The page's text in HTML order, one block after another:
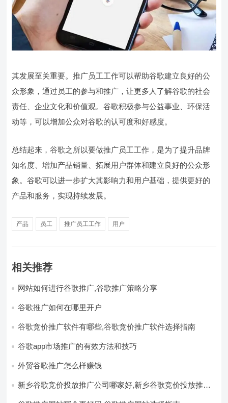
其发展至关重要。推广员工工作可以帮助谷歌建立良好的公
众形象，通过员工的参与和推广，让更多人了解谷歌的社会
责任、企业文化和价值观。谷歌积极参与公益事业、环保活
动等，可以增加公众对谷歌的认可度和好感度。
总结起来，谷歌之所以要做推广员工工作，是为了提升品牌
知名度、增加产品销量、拓展用户群体和建立良好的公众形
象。谷歌可以进一步扩大其影响力和用户基础，提供更好的
产品和服务，实现持续发展。
产品 员工 推广员工工作 用户
相关推荐
网站如何进行谷歌推广,谷歌推广策略分享
谷歌推广如何在哪里开户
谷歌竞价推广软件有哪些,谷歌竞价推广软件选择指南
谷歌app市场推广的有效方法和技巧
外贸谷歌推广怎么样赚钱
新乡谷歌竞价投放推广公司哪家好,新乡谷歌竞价投放推广